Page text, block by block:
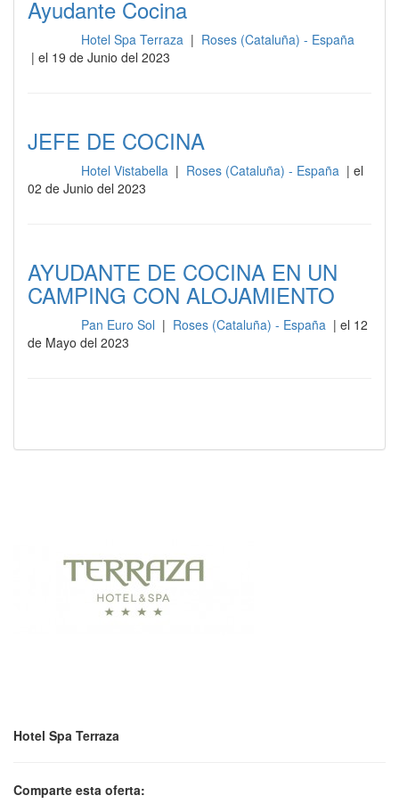
Ayudante Cocina
Hotel Spa Terraza | Roses (Cataluña) - España
| el 19 de Junio del 2023
JEFE DE COCINA
Hotel Vistabella | Roses (Cataluña) - España | el
02 de Junio del 2023
AYUDANTE DE COCINA EN UN
CAMPING CON ALOJAMIENTO
Pan Euro Sol | Roses (Cataluña) - España | el 12
de Mayo del 2023
Hotel Spa Terraza
Comparte esta oferta: